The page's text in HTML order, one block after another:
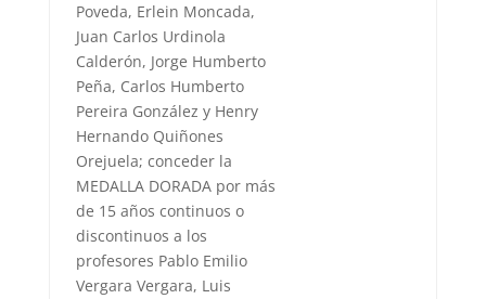
Poveda, Erlein Moncada,
Juan Carlos Urdinola
Calderón, Jorge Humberto
Peña, Carlos Humberto
Pereira González y Henry
Hernando Quiñones
Orejuela; conceder la
MEDALLA DORADA por más
de 15 años continuos o
discontinuos a los
profesores Pablo Emilio
Vergara Vergara, Luis